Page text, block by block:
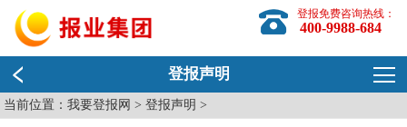
登报免费咨询热线：
400-9988-684
登报声明
当前位置：我要登报网 >登报声明 >